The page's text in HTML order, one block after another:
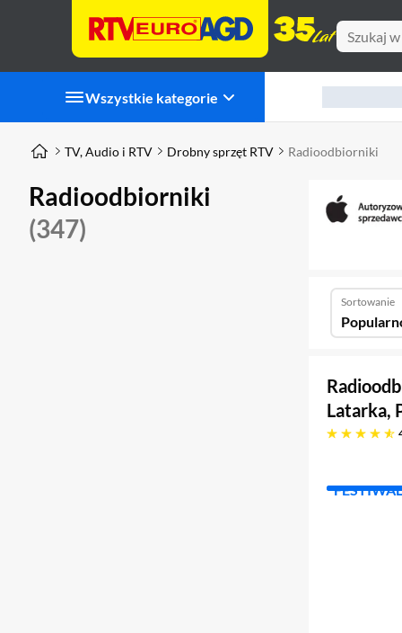
Wszystkie kategorie
TV, Audio i RTV Drobny sprzęt RTV Radioodbiorniki
Radioodbiorniki
(347)
Sortowanie
Latarka,
4.9 gwiazdek